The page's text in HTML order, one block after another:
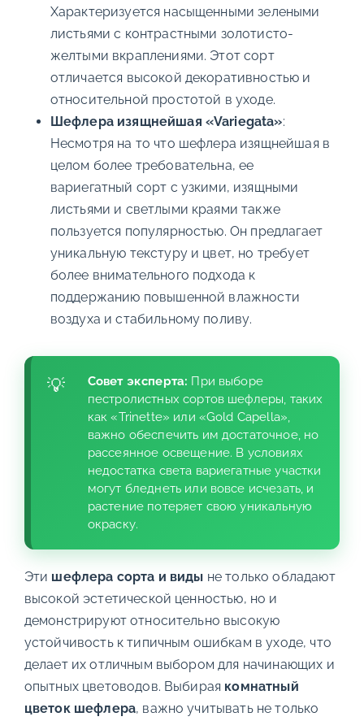
Характеризуется насыщенными зелеными
листьями с контрастными золотисто-
желтыми вкраплениями. Этот сорт
отличается высокой декоративностью и
относительной простотой в уходе.
Шефлера изящнейшая «Variegata»:
Несмотря на то что шефлера изящнейшая в
целом более требовательна, ее
вариегатный сорт с узкими, изящными
листьями и светлыми краями также
пользуется популярностью. Он предлагает
уникальную текстуру и цвет, но требует
более внимательного подхода к
поддержанию повышенной влажности
воздуха и стабильному поливу.
Совет эксперта: При выборе
пестролистных сортов шефлеры, таких
как «Trinette» или «Gold Capella»,
важно обеспечить им достаточное, но
рассеянное освещение. В условиях
недостатка света вариегатные участки
могут бледнеть или вовсе исчезать, и
растение потеряет свою уникальную
окраску.
Эти шефлера сорта и виды не только обладают
высокой эстетической ценностью, но и
демонстрируют относительно высокую
устойчивость к типичным ошибкам в уходе, что
делает их отличным выбором для начинающих и
опытных цветоводов. Выбирая комнатный
цветок шефлера, важно учитывать не только